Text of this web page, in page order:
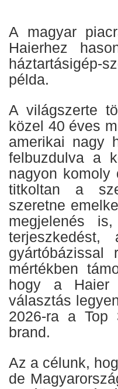
A magyar
Haierhez
háztartásigép-
példa.
A világszerte
közel 40 éves
amerikai nagy
felbuzdulva a
nagyon komoly
titkoltan a
szeretne
megjelenés
gyártóbázissal
mértékben
hogy a Haier
választás
2026-ra a Top
brand.
Az a célunk,
de